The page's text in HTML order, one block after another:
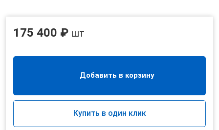
175 400 ₽ шт
Добавить в корзину
Купить в один клик